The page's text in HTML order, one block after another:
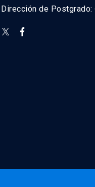
Dirección de